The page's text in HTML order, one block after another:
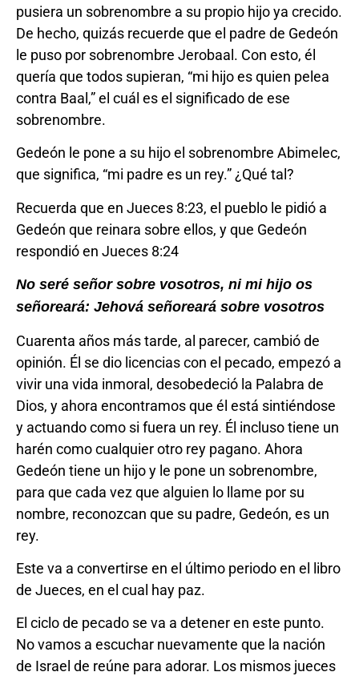
pusiera un sobrenombre a su propio hijo ya crecido.
De hecho, quizás recuerde que el padre de Gedeón
le puso por sobrenombre Jerobaal. Con esto, él
quería que todos supieran, “mi hijo es quien pelea
contra Baal,” el cuál es el significado de ese
sobrenombre.
Gedeón le pone a su hijo el sobrenombre Abimelec,
que significa, “mi padre es un rey.” ¿Qué tal?
Recuerda que en Jueces 8:23, el pueblo le pidió a
Gedeón que reinara sobre ellos, y que Gedeón
respondió en Jueces 8:24
No seré señor sobre vosotros, ni mi hijo os
señoreará: Jehová señoreará sobre vosotros
Cuarenta años más tarde, al parecer, cambió de
opinión. Él se dio licencias con el pecado, empezó a
vivir una vida inmoral, desobedeció la Palabra de
Dios, y ahora encontramos que él está sintiéndose
y actuando como si fuera un rey. Él incluso tiene un
harén como cualquier otro rey pagano. Ahora
Gedeón tiene un hijo y le pone un sobrenombre,
para que cada vez que alguien lo llame por su
nombre, reconozcan que su padre, Gedeón, es un
rey.
Este va a convertirse en el último periodo en el libro
de Jueces, en el cual hay paz.
El ciclo de pecado se va a detener en este punto.
No vamos a escuchar nuevamente que la nación
de Israel de reúne para adorar. Los mismos jueces